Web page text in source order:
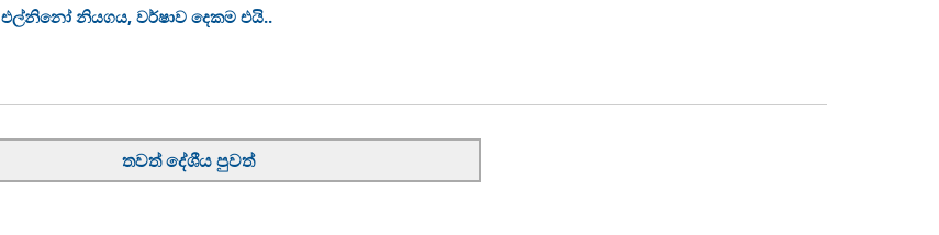
එල්නිනෝ නියගය, වර්ෂාව දෙකම එයි..
තවත් දේශීය පුවත්